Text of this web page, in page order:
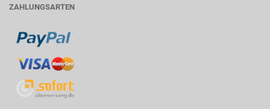
ZAHLUNGSARTEN